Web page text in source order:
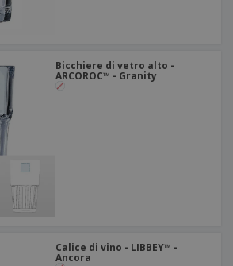
Bicchiere di vetro alto -
ARCOROC™ - Granity
Calice di vino - LIBBEY™ -
Ancora